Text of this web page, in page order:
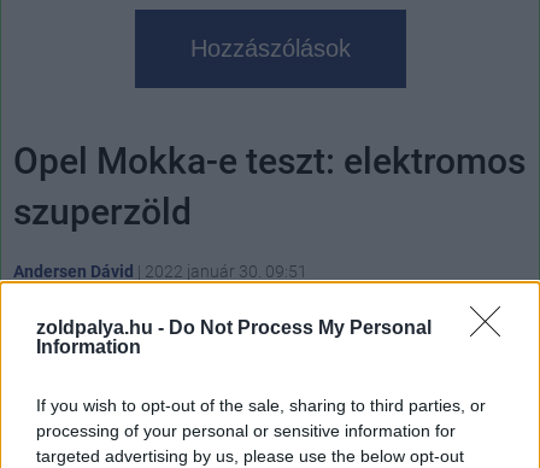
zoldpalya.hu - Do Not Process My Personal
Information
If you wish to opt-out of the sale, sharing to third parties, or
processing of your personal or sensitive information for
targeted advertising by us, please use the below opt-out
Hozzászólások
Opel Mokka-e teszt: elektromos
szuperzöld
Andersen Dávid | 2022 január 30. 09:51
Látványos formatervével csavarja el a fejeket
az Opel városi SUV-nak álcázott kompaktja